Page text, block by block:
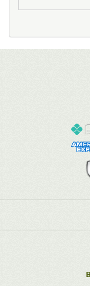
Fraudes no
Fraudes no
Fraudes no
Indicador
apuração de
Indicadores
operacional),
Indicadores